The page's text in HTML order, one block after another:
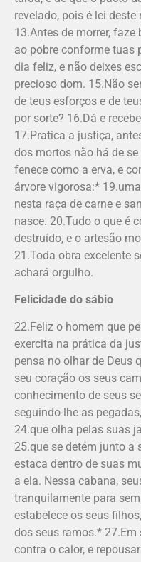
revelado, pois é lei
13.Antes de morrer,
ao pobre conforme tuas
dia feliz, e não deixes
precioso dom. 15.Não
de teus esforços e de
por sorte? 16.Dá e
17.Pratica a justiça,
dos mortos não há de
fenece como a erva, e
árvore vigorosa:*
nesta raça de carne e
nasce. 20.Tudo o que é
destruído, e o artesão
21.Toda obra excelente
achará orgulho.
Felicidade do sábio
22.Feliz o homem que
exercita na prática da
pensa no olhar de Deus
seu coração os seus
conhecimento de seus
seguindo-lhe as
24.que olha pelas suas
25.que se detém junto a
estaca dentro de suas
a ela. Nessa cabana,
tranquilamente para
estabelece os seus
dos seus ramos.*
contra o calor, e